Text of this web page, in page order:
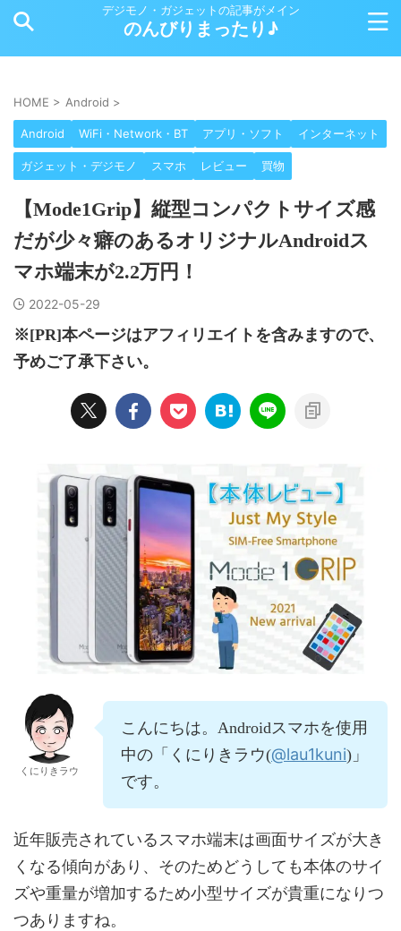
デジモノ・ガジェットの記事がメイン
のんびりまったり♪
HOME > Android >
Android WiFi・Network・BT アプリ・ソフト インターネット
ガジェット・デジモノ スマホ レビュー 買物
【Mode1Grip】縦型コンパクトサイズ感
だが少々癖のあるオリジナルAndroidス
マホ端末が2.2万円！
2022-05-29
※[PR]本ページはアフィリエイトを含みますので、
予めご了承下さい。
くにりきラウ
こんにちは。Androidスマホを使用
中の「くにりきラウ(@lau1kuni)」
です。
近年販売されているスマホ端末は画面サイズが大き
くなる傾向があり、そのためどうしても本体のサイ
ズや重量が増加するため小型サイズが貴重になりつ
つありますね。